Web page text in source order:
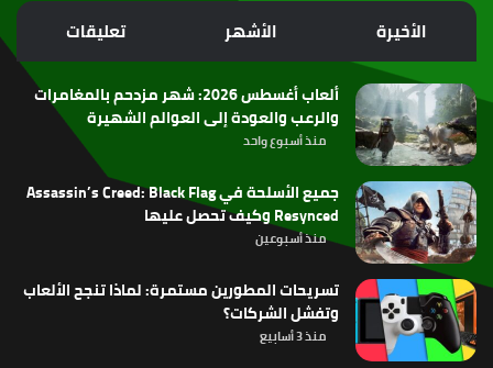
الموقع
RSS
الأخيرة الأشهر تعليقات
ألعاب أغسطس 2026: شهر مزدحم بالمغامرات
والرعب والعودة إلى العوالم الشهيرة
منذ أسبوع واحد
جميع الأسلحة في Assassin’s Creed: Black Flag
Resynced وكيف تحصل عليها
منذ أسبوعين
تسريحات المطورين مستمرة: لماذا تنجح الألعاب
وتفشل الشركات؟
منذ 3 أسابيع